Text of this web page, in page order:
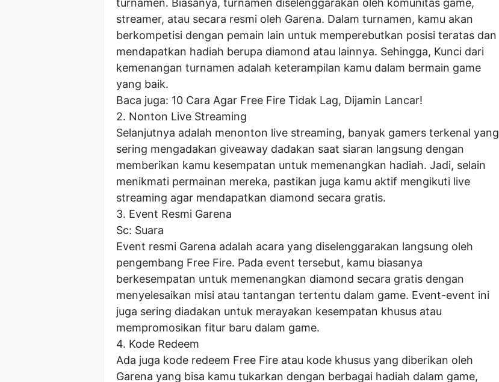
streamer, atau secara resmi oleh Garena. Dalam turnamen, kamu akan
berkompetisi dengan pemain lain untuk memperebutkan posisi teratas dan
mendapatkan hadiah berupa diamond atau lainnya. Sehingga, Kunci dari
kemenangan turnamen adalah keterampilan kamu dalam bermain game
yang baik.
Baca juga: 10 Cara Agar Free Fire Tidak Lag, Dijamin Lancar!
2. Nonton Live Streaming
Selanjutnya adalah menonton live streaming, banyak gamers terkenal yang
sering mengadakan giveaway dadakan saat siaran langsung dengan
memberikan kamu kesempatan untuk memenangkan hadiah. Jadi, selain
menikmati permainan mereka, pastikan juga kamu aktif mengikuti live
streaming agar mendapatkan diamond secara gratis.
3. Event Resmi Garena
Sc: Suara
Event resmi Garena adalah acara yang diselenggarakan langsung oleh
pengembang Free Fire. Pada event tersebut, kamu biasanya
berkesempatan untuk memenangkan diamond secara gratis dengan
menyelesaikan misi atau tantangan tertentu dalam game. Event-event ini
juga sering diadakan untuk merayakan kesempatan khusus atau
mempromosikan fitur baru dalam game.
4. Kode Redeem
Ada juga kode redeem Free Fire atau kode khusus yang diberikan oleh
Garena yang bisa kamu tukarkan dengan berbagai hadiah dalam game,